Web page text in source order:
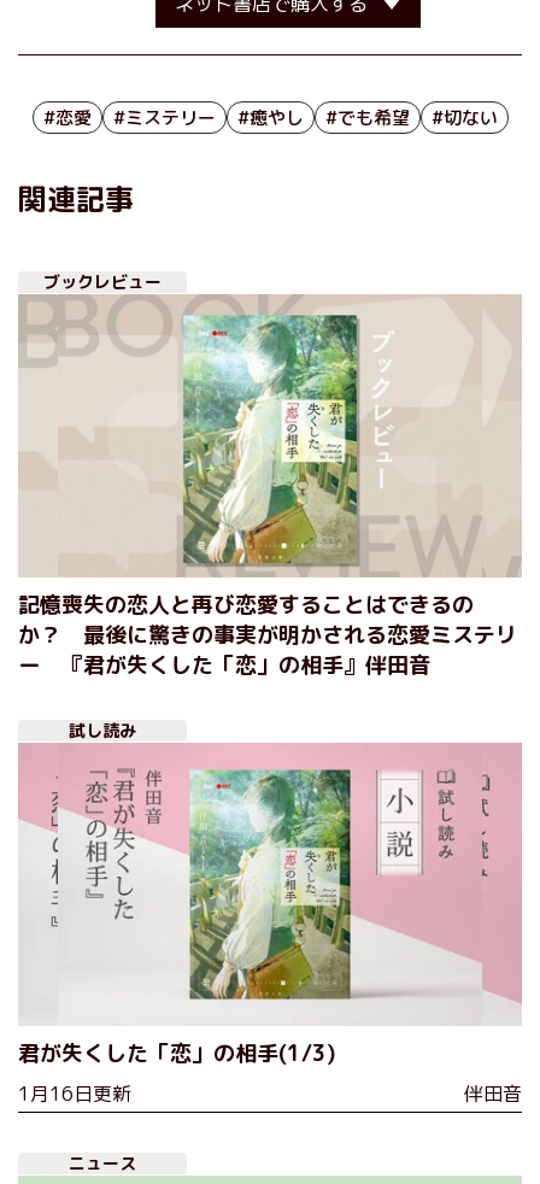
#恋愛 #ミステリー #癒やし #でも希望 #切ない
関連記事
ブックレビュー
記憶喪失の恋人と再び恋愛することはできるの
か？ 最後に驚きの事実が明かされる恋愛ミステリ
ー 『君が失くした「恋」の相手』伴田音
試し読み
君が失くした「恋」の相手(1/3)
1月16日更新 伴田音
ニュース